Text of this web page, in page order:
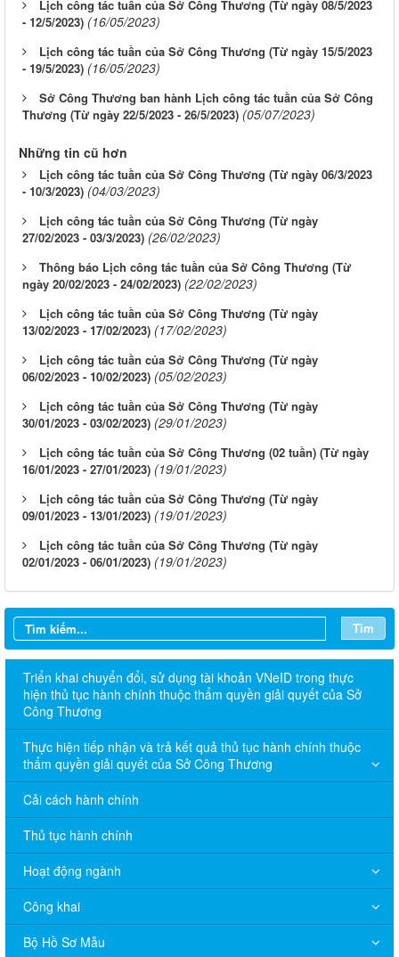
Lịch công tác tuần của Sở Công Thương (Từ ngày 08/5/2023
- 12/5/2023) (16/05/2023)
Lịch công tác tuần của Sở Công Thương (Từ ngày 15/5/2023
- 19/5/2023) (16/05/2023)
Sở Công Thương ban hành Lịch công tác tuần của Sở Công
Thương (Từ ngày 22/5/2023 - 26/5/2023) (05/07/2023)
Những tin cũ hơn
Lịch công tác tuần của Sở Công Thương (Từ ngày 06/3/2023
- 10/3/2023) (04/03/2023)
Lịch công tác tuần của Sở Công Thương (Từ ngày
27/02/2023 - 03/3/2023) (26/02/2023)
Thông báo Lịch công tác tuần của Sở Công Thương (Từ
ngày 20/02/2023 - 24/02/2023) (22/02/2023)
Lịch công tác tuần của Sở Công Thương (Từ ngày
13/02/2023 - 17/02/2023) (17/02/2023)
Lịch công tác tuần của Sở Công Thương (Từ ngày
06/02/2023 - 10/02/2023) (05/02/2023)
Lịch công tác tuần của Sở Công Thương (Từ ngày
30/01/2023 - 03/02/2023) (29/01/2023)
Lịch công tác tuần của Sở Công Thương (02 tuần) (Từ ngày
16/01/2023 - 27/01/2023) (19/01/2023)
Lịch công tác tuần của Sở Công Thương (Từ ngày
09/01/2023 - 13/01/2023) (19/01/2023)
Lịch công tác tuần của Sở Công Thương (Từ ngày
02/01/2023 - 06/01/2023) (19/01/2023)
Tìm
Triển khai chuyển đổi, sử dụng tài khoản VNeID trong thực
hiện thủ tục hành chính thuộc thẩm quyền giải quyết của Sở
Công Thương
Thực hiện tiếp nhận và trả kết quả thủ tục hành chính thuộc
thẩm quyền giải quyết của Sở Công Thương
Cải cách hành chính
Thủ tục hành chính
Hoạt động ngành
Công khai
Bộ Hồ Sơ Mẫu